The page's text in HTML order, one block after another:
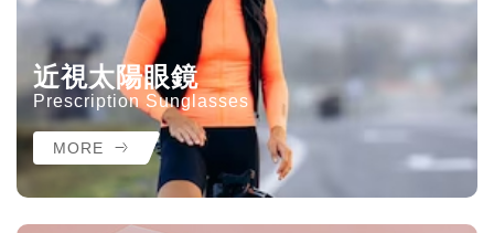
近視太陽眼鏡
Prescription Sunglasses
MORE